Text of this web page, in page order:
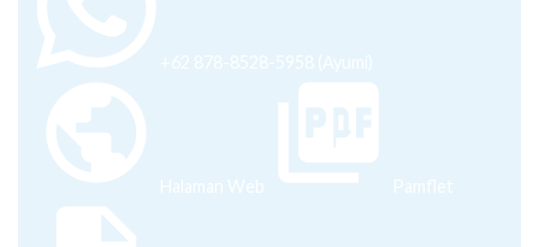
+62 878-8528-5958 (Ayumi)
Halaman Web Pamflet